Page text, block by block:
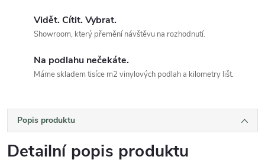
Vidět. Cítit. Vybrat.
Showroom, který přemění návštěvu na rozhodnutí.
Na podlahu nečekáte.
Máme skladem tisíce m2 vinylových podlah a kilometry lišt.
Popis produktu
Detailní popis produktu